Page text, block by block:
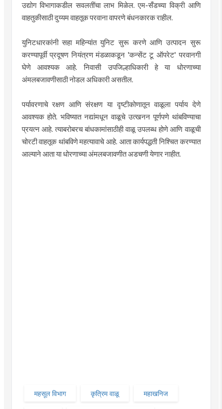
उद्योग विभागाकडील सवलतींचा लाभ मिळेल. एम-सँडच्या विक्री आणि
वाहतुकीसाठी दुय्यम वाहतूक परवाना वापरणे बंधनकारक राहील.
युनिटधारकांनी सहा महिन्यांत युनिट सुरू करणे आणि उत्पादन सुरू
करण्यापूर्वी प्रदूषण नियंत्रण मंडळाकडून 'कन्सेंट टू ऑपरेट' परवानगी
घेणे आवश्यक आहे. निवासी उपजिल्हाधिकारी हे या धोरणाच्या
अंमलबजावणीसाठी नोडल अधिकारी असतील.
पर्यावरणाचे रक्षण आणि संरक्षण या दृष्टीकोणातून वाळूला पर्याय देणे
आवश्यक होते. भविष्यात नद्यांमधून वाळूचे उत्खनन पूर्णपणे थांबविण्याचा
प्रयत्न आहे. त्याबरोबरच बांधकामांसाठीही वाळू उपलब्ध होणे आणि वाळूची
चोरटी वाहतूक थांबविणे महत्यावाचे आहे. आता कार्यपद्धती निश्चित करण्यात
आल्याने आता या धोरणाच्या अंमलबजावणीत अडचणी येणार नाहीत.
महसूल विभाग कृत्रिम वाळू महाखनिज